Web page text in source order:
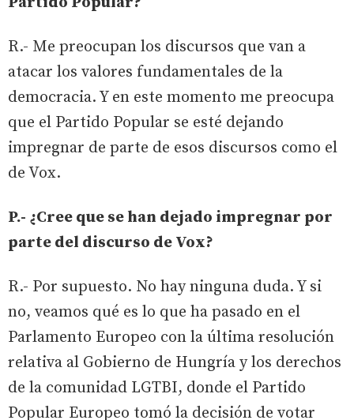
R.- Me preocupan los discursos que van a
atacar los valores fundamentales de la
democracia. Y en este momento me preocupa
que el Partido Popular se esté dejando
impregnar de parte de esos discursos como el
de Vox.
P.- ¿Cree que se han dejado impregnar por
parte del discurso de Vox?
R.- Por supuesto. No hay ninguna duda. Y si
no, veamos qué es lo que ha pasado en el
Parlamento Europeo con la última resolución
relativa al Gobierno de Hungría y los derechos
de la comunidad LGTBI, donde el Partido
Popular Europeo tomó la decisión de votar